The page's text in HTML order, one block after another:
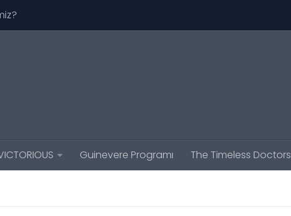
Guinevere Programı The Timeless Doctors